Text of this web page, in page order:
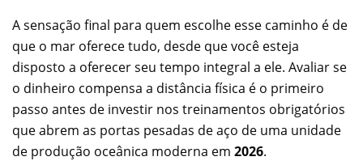
A sensação final para quem escolhe esse caminho é de
que o mar oferece tudo, desde que você esteja
disposto a oferecer seu tempo integral a ele. Avaliar se
o dinheiro compensa a distância física é o primeiro
passo antes de investir nos treinamentos obrigatórios
que abrem as portas pesadas de aço de uma unidade
de produção oceânica moderna em 2026.